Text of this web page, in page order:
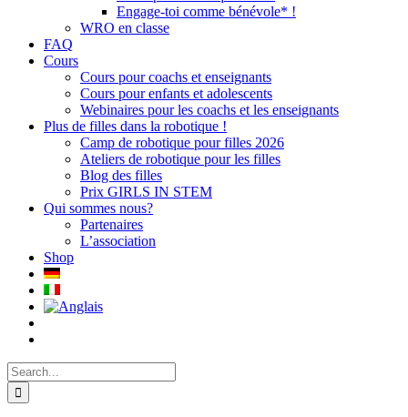
Engage-toi comme bénévole* !
WRO en classe
FAQ
Cours
Cours pour coachs et enseignants
Cours pour enfants et adolescents
Webinaires pour les coachs et les enseignants
Plus de filles dans la robotique !
Camp de robotique pour filles 2026
Ateliers de robotique pour les filles
Blog des filles
Prix GIRLS IN STEM
Qui sommes nous?
Partenaires
L’association
Shop
Search
for: